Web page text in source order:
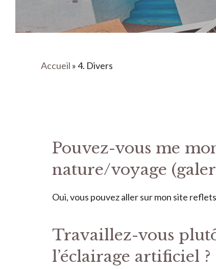
Accueil »4. Divers
Pouvez-vous me
nature/voyage
Oui, vous pouvez aller sur mon site
Travaillez-vous
l’éclairage artificiel ?